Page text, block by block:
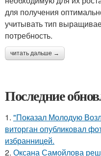
для получения
учитывать тип
потребность.
читать дальше →
Последние
1. "Показал Молодую
виторган опубликовал
избранницей.
2. Оксана Самойлова